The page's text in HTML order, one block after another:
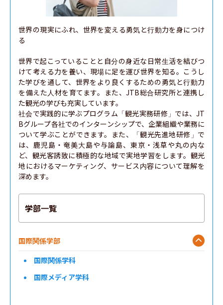
世界の現実にふれ、世界を変える勇気と行動力を身につけ
る
世界で起こっていることと自分の身近な日常生活を結びつ
けて考える力を養い、現場に足を運び世界を知る。こうし
た学びを通して、世界をより良くするための勇気と行動力
を備えた人材を育てます。また、JTB総合研究所と連携し
た観光の学びも充実しています。
社会で実践的に学ぶプログラム「観光実務研修」では、JT
Bグループ各社でのインターンシップで、企業組織や業務に
ついて学ぶことができます。また、「観光先進地研修」で
は、鹿児島・奄美大島や与論島、東京・浅草や丸の内な
ど、観光客誘致に積極的な地域で実地学習をします。観光
地におけるマーケティング、サービス内容について理解を
深めます。
学部一覧
国際関係学部
国際関係学科
国際メディア学科